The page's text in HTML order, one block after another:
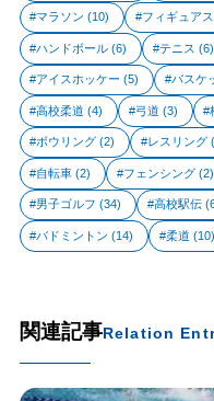
マラソン (10) フィギュア
ハンドボール (6) テニス (6)
アイスホッケー (5) バスケ
高校柔道 (4) 弓道 (3)
ボウリング (2) レスリング
自転車 (2) フェンシング(2)
男子ゴルフ (34) 高校駅伝
バドミントン (14) 柔道 (10)
関連記事Relation